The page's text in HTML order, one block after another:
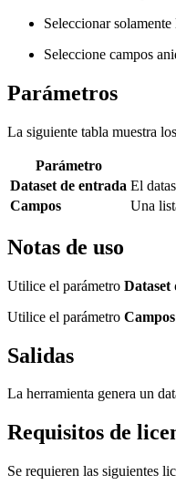
Seleccionar
Seleccione campos
Parámetros
La siguiente tabla muestra
Parámetro
Dataset de entrada El
Campos
Una
Notas de uso
Utilice el parámetro Dataset
Utilice el parámetro Campos
Salidas
La herramienta genera un
Requisitos de
Se requieren las siguientes